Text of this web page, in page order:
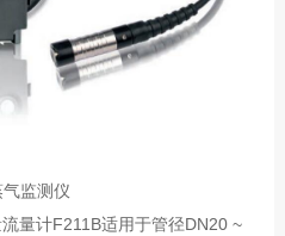
监测仪
量计F211B适用于管径DN20 ~